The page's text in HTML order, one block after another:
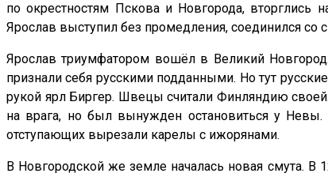
по окрестностям Пскова и Новгорода, вторглись
Ярослав выступил без промедления, соединился
Ярослав триумфатором вошёл в Великий
признали себя русскими подданными. Но тут
рукой ярл Биргер. Швецы считали Финляндию
на врага, но был вынужден остановиться у
отступающих вырезали карелы с ижорянами.
В Новгородской же земле началась новая смута.